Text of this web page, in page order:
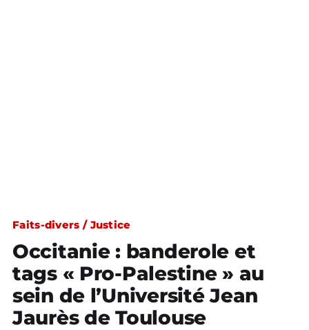
Faits-divers / Justice
Occitanie : banderole et
tags « Pro-Palestine » au
sein de l’Université Jean
Jaurès de Toulouse